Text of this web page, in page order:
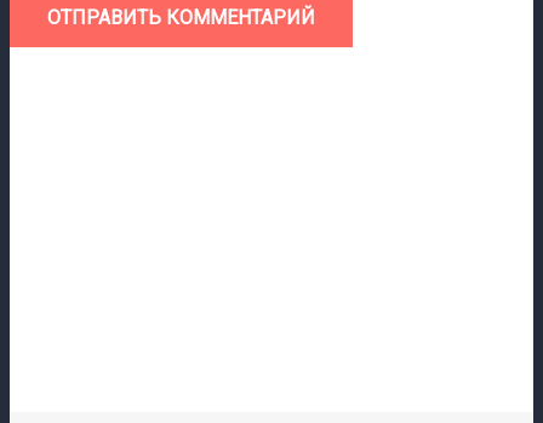
ОТПРАВИТЬ КОММЕНТАРИЙ